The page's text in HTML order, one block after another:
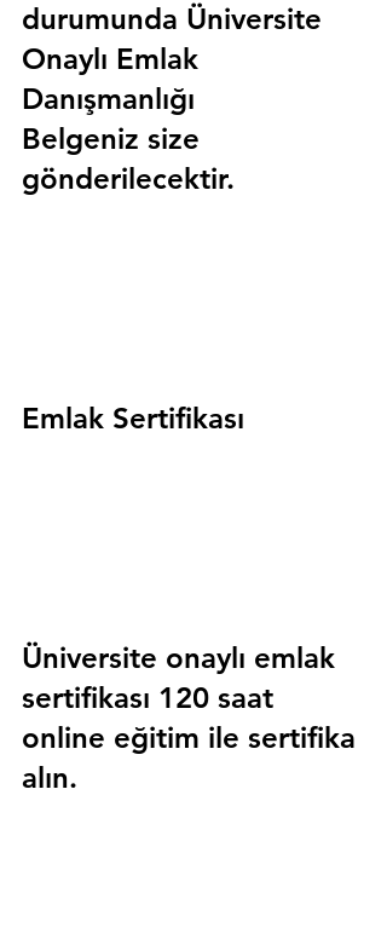
durumunda Üniversite
Onaylı Emlak
Danışmanlığı
Belgeniz size
gönderilecektir.
Emlak Sertifikası
Üniversite onaylı emlak
sertifikası 120 saat
online eğitim ile sertifika
alın.